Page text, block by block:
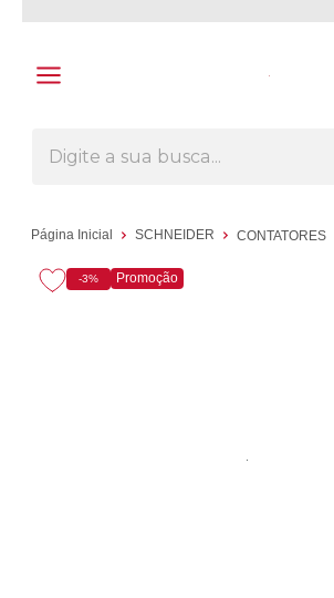
Página Inicial SCHNEIDER CONTATORES
-3% Promoção